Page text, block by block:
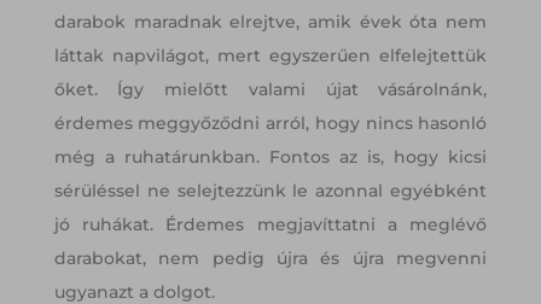
darabok maradnak elrejtve, amik évek óta nem
láttak napvilágot, mert egyszerűen elfelejtettük
őket. Így mielőtt valami újat vásárolnánk,
érdemes meggyőződni arról, hogy nincs hasonló
még a ruhatárunkban. Fontos az is, hogy kicsi
sérüléssel ne selejtezzünk le azonnal egyébként
jó ruhákat. Érdemes megjavíttatni a meglévő
darabokat, nem pedig újra és újra megvenni
ugyanazt a dolgot.